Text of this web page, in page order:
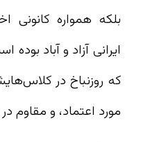
بلکه همواره کانونی
ایرانی آزاد و آباد
که روزنباخ در
مورد اعتماد، و مقاوم در